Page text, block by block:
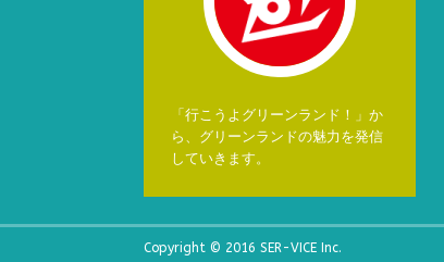
「行こうよグリーンランド！」か
ら、グリーンランドの魅力を発信
していきます。
Copyright © 2016 SER-VICE Inc.